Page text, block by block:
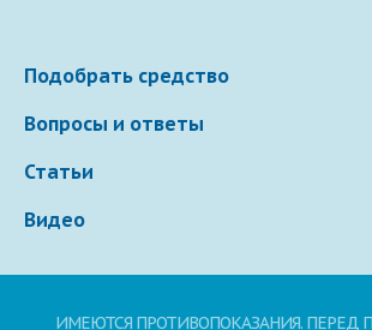
соглашениесайта.
Подобрать средство
Вопросы и ответы
Статьи
Видео
ИМЕЮТСЯ ПРОТИВОПОКАЗАНИЯ. ПЕРЕД